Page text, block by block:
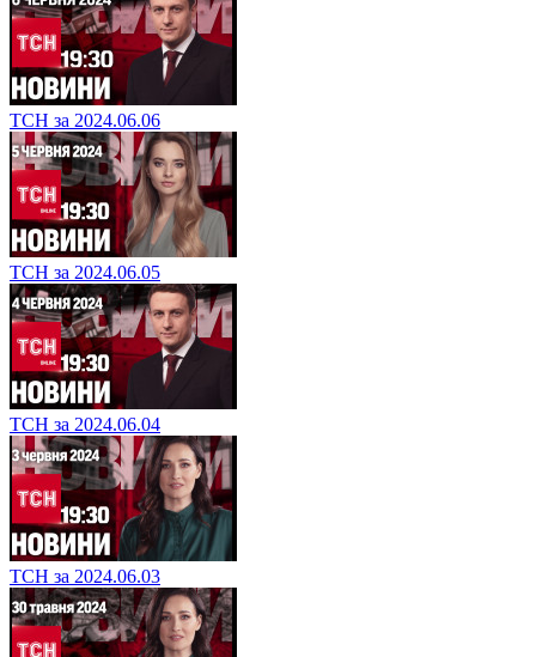
ТСН за 2024.06.06
ТСН за 2024.06.05
ТСН за 2024.06.04
ТСН за 2024.06.03